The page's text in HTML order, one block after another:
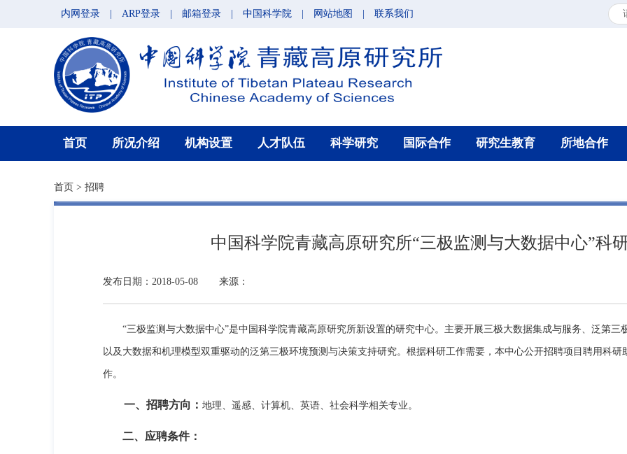
内网登录 ARP登录 邮箱登录 中国科学院 网站地图 联系我们
首页 所况介绍 机构设置 人才队伍 科学研究 国际合作 研究生教育 所地合作
首页 > 招聘
中国科学院青藏高原研究所“三极监测与大数据中心”科
发布日期：2018-05-08 来源：
“三极监测与大数据中心”是中国科学院青藏高原研究所新设置的研究中心。主要开展三极大数据集成与服务、泛第三
以及大数据和机理模型双重驱动的泛第三极环境预测与决策支持研究。根据科研工作需要，本中心公开招聘项目聘用科
作。
一、招聘方向： 地理、遥感、计算机、英语、社会科学相关专业。
二、应聘条件：